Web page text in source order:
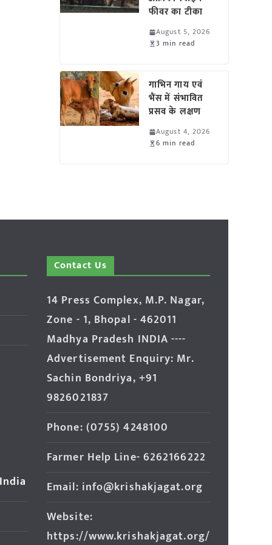
फीवर का टीका
August 5, 2026
3 min read
गाभिन गाय एवं
भैंस में संभावित
प्रसव के लक्षण
August 4, 2026
6 min read
Contact Us
14 Press Complex, M.P. Nagar,
Zone - 1, Bhopal - 462011
Madhya Pradesh INDIA ----
Advertisement Enquiry: Mr.
Sachin Bondriya, +91
9826021837
Phone: (0755) 4248100
Farmer Help Line- 6262166222
Email: info@krishakjagat.org
Website:
https://www.krishakjagat.org/